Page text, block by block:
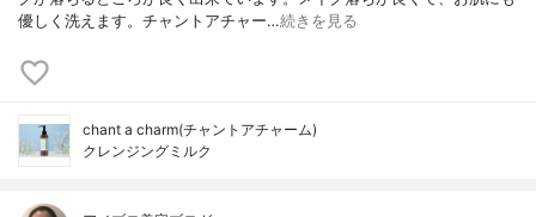
優しく洗えます。チャントアチャー…続きを見る
chant a charm(チャントアチャーム)
クレンジングミルク